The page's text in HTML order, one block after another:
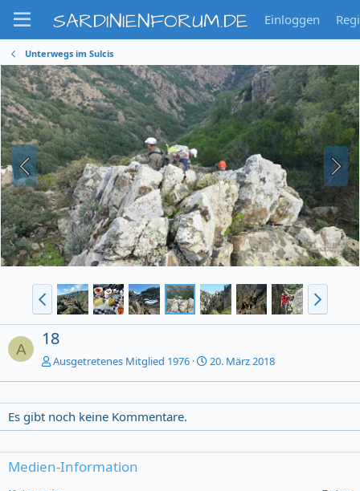
SARDINIENFORUM.DE Einloggen
Unterwegs im Sulcis
A 18
Ausgetretenes Mitglied 1976 20. März 2018
Es gibt noch keine Kommentare.
Medien-Information